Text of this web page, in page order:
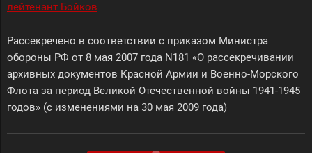
лейтенант Бойков
Рассекречено в соответствии с приказом Министра
обороны РФ от 8 мая 2007 года N181 «О рассекречивании
архивных документов Красной Армии и Военно-Морского
Флота за период Великой Отечественной войны 1941-1945
годов» (с изменениями на 30 мая 2009 года)